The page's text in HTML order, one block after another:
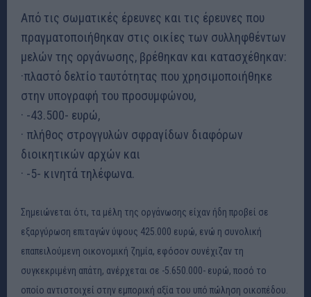
Από τις σωματικές έρευνες και τις έρευνες που
πραγματοποιήθηκαν στις οικίες των συλληφθέντων
μελών της οργάνωσης, βρέθηκαν και κατασχέθηκαν:
·πλαστό δελτίο ταυτότητας που χρησιμοποιήθηκε
στην υπογραφή του προσυμφώνου,
· -43.500- ευρώ,
· πλήθος στρογγυλών σφραγίδων διαφόρων
διοικητικών αρχών και
· -5- κινητά τηλέφωνα.
Σημειώνεται ότι, τα μέλη της οργάνωσης είχαν ήδη προβεί σε
εξαργύρωση επιταγών ύψους 425.000 ευρώ, ενώ η συνολική
επαπειλούμενη οικονομική ζημία, εφόσον συνέχιζαν τη
συγκεκριμένη απάτη, ανέρχεται σε -5.650.000- ευρώ, ποσό το
οποίο αντιστοιχεί στην εμπορική αξία του υπό πώληση οικοπέδου.